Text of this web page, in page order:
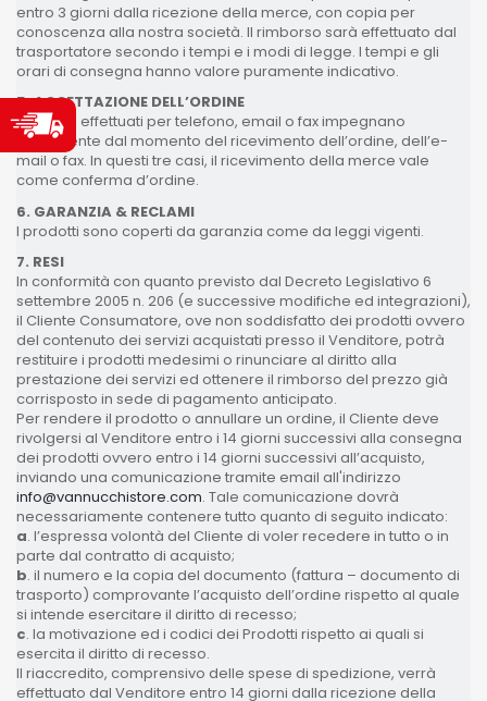
entro 3 giorni dalla ricezione della merce, con copia per
conoscenza alla nostra società. Il rimborso sarà effettuato dal
trasportatore secondo i tempi e i modi di legge. I tempi e gli
orari di consegna hanno valore puramente indicativo.
5. ACCETTAZIONE DELL’ORDINE
Gli ordini effettuati per telefono, email o fax impegnano
l’acquirente dal momento del ricevimento dell’ordine, dell’e-
mail o fax. In questi tre casi, il ricevimento della merce vale
come conferma d’ordine.
6. GARANZIA & RECLAMI
I prodotti sono coperti da garanzia come da leggi vigenti.
7. RESI
In conformità con quanto previsto dal Decreto Legislativo 6
settembre 2005 n. 206 (e successive modifiche ed integrazioni),
il Cliente Consumatore, ove non soddisfatto dei prodotti ovvero
del contenuto dei servizi acquistati presso il Venditore, potrà
restituire i prodotti medesimi o rinunciare al diritto alla
prestazione dei servizi ed ottenere il rimborso del prezzo già
corrisposto in sede di pagamento anticipato.
Per rendere il prodotto o annullare un ordine, il Cliente deve
rivolgersi al Venditore entro i 14 giorni successivi alla consegna
dei prodotti ovvero entro i 14 giorni successivi all’acquisto,
inviando una comunicazione tramite email all'indirizzo
info@vannucchistore.com. Tale comunicazione dovrà
necessariamente contenere tutto quanto di seguito indicato:
a. l’espressa volontà del Cliente di voler recedere in tutto o in
parte dal contratto di acquisto;
b. il numero e la copia del documento (fattura – documento di
trasporto) comprovante l’acquisto dell’ordine rispetto al quale
si intende esercitare il diritto di recesso;
c. la motivazione ed i codici dei Prodotti rispetto ai quali si
esercita il diritto di recesso.
Il riaccredito, comprensivo delle spese di spedizione, verrà
effettuato dal Venditore entro 14 giorni dalla ricezione della